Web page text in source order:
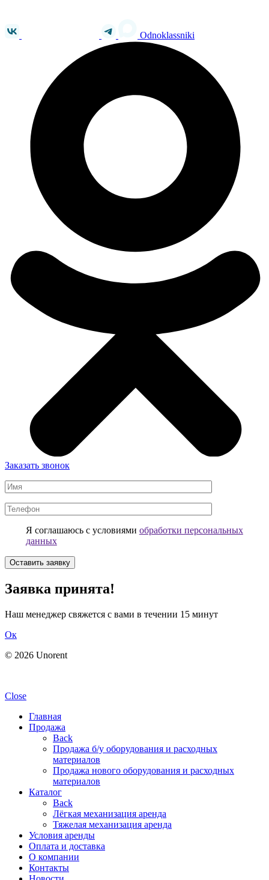
Odnoklassniki
Заказать звонок
Я соглашаюсь с условиями обработки персональных
данных
Заявка принята!
Наш менеджер свяжется с вами в течении 15 минут
Ок
© 2026 Unorent
Close
Главная
Продажа
Back
Продажа б/у оборудования и расходных
материалов
Продажа нового оборудования и расходных
материалов
Каталог
Back
Лёгкая механизация аренда
Тяжелая механизация аренда
Условия аренды
Оплата и доставка
О компании
Контакты